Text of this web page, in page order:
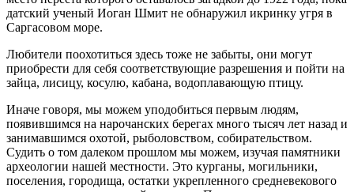
датский ученый Иоган Шмит не обнаружил икринку угря в
Саргасовом море.
Любители поохотиться здесь тоже не забыты, они могут
приобрести для себя соответствующие разрешения и пойти на
зайца, лисицу, косулю, кабана, водоплавающую птицу.
Иначе говоря, мы можем уподобиться первым людям,
появившимся на нарочанских берегах много тысяч лет назад и
занимавшимся охотой, рыболовством, собирательством.
Судить о том далеком прошлом мы можем, изучая памятники
археологии нашей местности. Это курганы, могильники,
поселения, городища, остатки укрепленного средневекового